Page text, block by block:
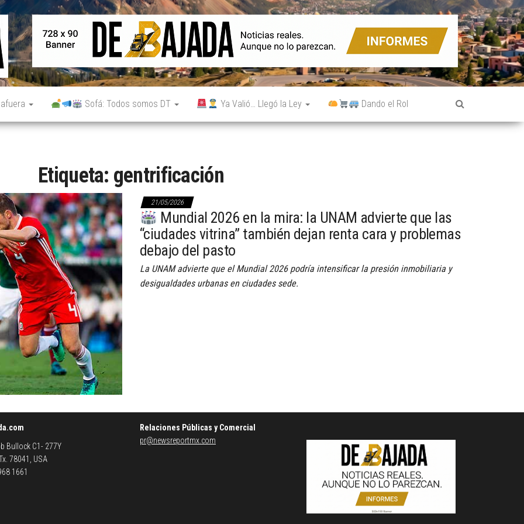
De
Bajada
Noticias
reales.
Aunque
no lo
parezcan.
Sofá: Todos somos DT Ya Valió… Llegó la Ley Dando el Rol
Etiqueta: gentrificación
21/05/2026
Mundial 2026 en la mira: la UNAM advierte que las
“ciudades vitrina” también dejan renta cara y problemas
debajo del pasto
La UNAM advierte que el Mundial 2026 podría intensificar la presión inmobiliaria y
desigualdades urbanas en ciudades sede.
Bullock C1- 277Y
78041, USA
1661
Relaciones Públicas y Comercial
pr@newsreportmx.com